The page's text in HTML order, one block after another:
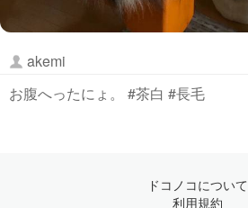
akemi
お腹へったにょ。 #茶白 #長毛
ドコノコについて
利用規約